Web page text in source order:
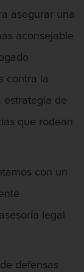
asegurar una
aconsejable
contra la
estrategia de
que rodean
con un
legal
defensas
Orden